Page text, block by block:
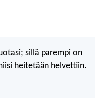
sillä parempi on
heitetään helvettiin.